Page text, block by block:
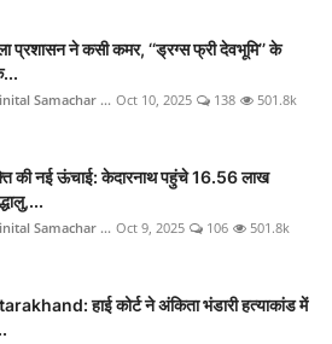
प्रशासन ने कसी कमर, ‘‘ड्रग्स फ्री देवभूमि’’ के
Samachar ... Oct 10, 2025 138 501.8k
की नई ऊंचाई: केदारनाथ पहुंचे 16.56 लाख
Samachar ... Oct 9, 2025 106 501.8k
हाई कोर्ट ने अंकिता भंडारी हत्याकांड में